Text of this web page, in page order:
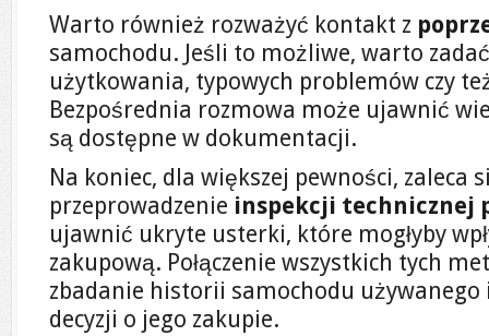
Warto również rozważyć kontakt z
samochodu. Jeśli to możliwe, warto
użytkowania, typowych problemów czy
Bezpośrednia rozmowa może ujawnić
są dostępne w dokumentacji.
Na koniec, dla większej pewności, zaleca
przeprowadzenie inspekcji technicznej
ujawnić ukryte usterki, które mogłyby
zakupową. Połączenie wszystkich tych
zbadanie historii samochodu
decyzji o jego zakupie.